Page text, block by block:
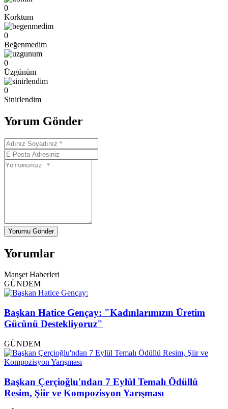
0
Korktum
0
Beğenmedim
0
Üzgünüm
0
Sinirlendim
Yorum Gönder
Yorumu Gönder
Yorumlar
Manşet Haberleri
GÜNDEM
Başkan Hatice Gençay: "Kadınlarımızın Üretim
Gücünü Destekliyoruz"
GÜNDEM
Başkan Çerçioğlu'ndan 7 Eylül Temalı Ödüllü
Resim, Şiir ve Kompozisyon Yarışması